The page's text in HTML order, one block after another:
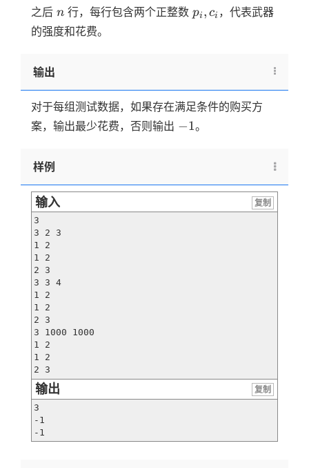
之后 n
n 行，每行包含两个正整数 p_i,c_i
pi , ci ，代表武器
的强度和花费。
输出
对于每组测试数据，如果存在满足条件的购买方
案，输出最少花费，否则输出 -1
−1。
样例
输入
复制
3
3 2 3
1 2
1 2
2 3
3 3 4
1 2
1 2
2 3
3 1000 1000
1 2
1 2
2 3
输出
复制
3
-1
-1